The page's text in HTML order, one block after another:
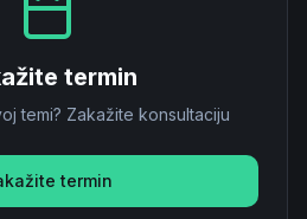
termin
temi? Zakažite konsultaciju
termin